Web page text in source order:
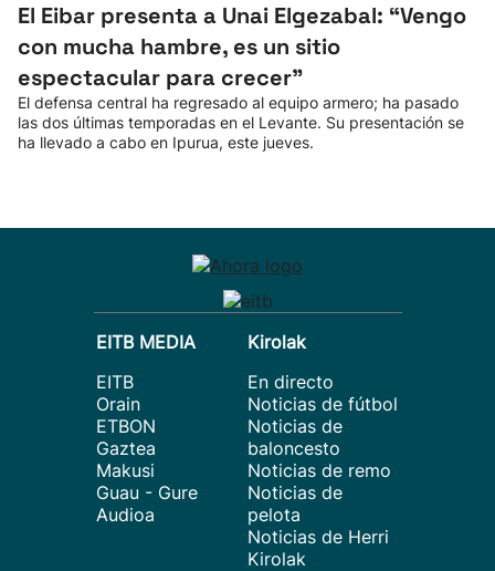
El Eibar presenta a Unai Elgezabal: “Vengo
con mucha hambre, es un sitio
espectacular para crecer”
El defensa central ha regresado al equipo armero; ha pasado
las dos últimas temporadas en el Levante. Su presentación se
ha llevado a cabo en Ipurua, este jueves.
EITB MEDIA
EITB
Orain
ETBON
Gaztea
Makusi
Guau - Gure
Audioa
Kirolak
En directo
Noticias de fútbol
Noticias de
baloncesto
Noticias de remo
Noticias de
pelota
Noticias de Herri
Kirolak